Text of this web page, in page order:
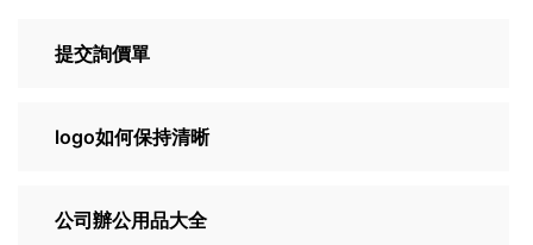
提交詢價單
logo如何保持清晰
公司辦公用品大全